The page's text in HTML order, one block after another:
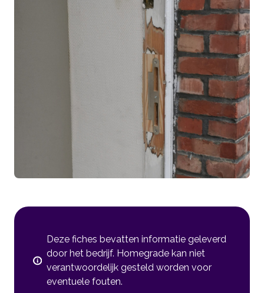
Deze fiches bevatten informatie geleverd
door het bedrijf. Homegrade kan niet
verantwoordelijk gesteld worden voor
eventuele fouten.